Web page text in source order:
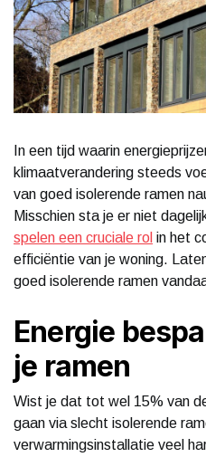
In een tijd waarin
klimaatverandering steeds
van goed isolerende ramen
Misschien sta je er niet
spelen een cruciale rol in het
efficiëntie van je woning.
goed isolerende ramen
Energie
je ramen
Wist je dat tot wel 15% van
gaan via slecht isolerende
verwarmingsinstallatie veel